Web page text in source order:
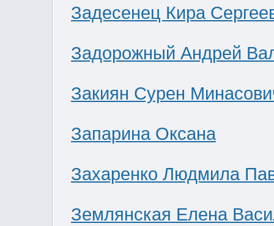
Задесенец Кира
Задорожный Андрей
Закиян Сурен
Запарина Оксана
Захаренко Людмила
Землянская Елена